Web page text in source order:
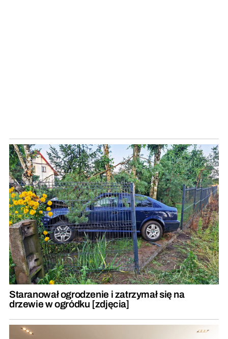
Staranował ogrodzenie i zatrzymał się na
drzewie w ogródku [zdjęcia]